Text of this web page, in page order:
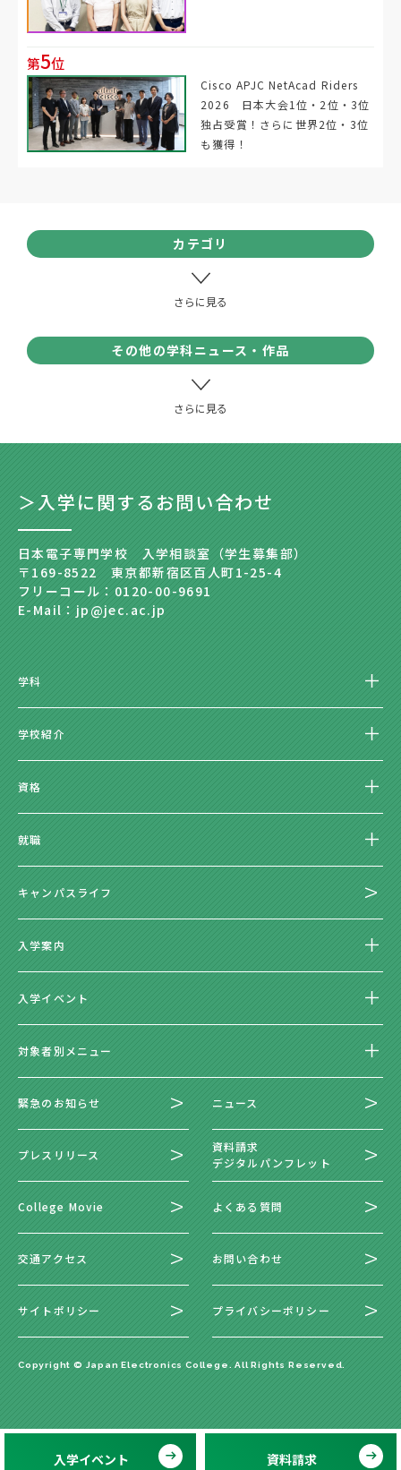
カテゴリ
その他の学科ニュース・作品
第5位
Cisco APJC NetAcad Riders
2026 日本大会1位・2位・3位
独占受賞！さらに世界2位・3位
も獲得！
＞入学に関するお問い合わせ
日本電子専門学校 入学相談室（学生募集部）
〒169-8522 東京都新宿区百人町1-25-4
フリーコール：0120-00-9691
E-Mail：jp@jec.ac.jp
学科
学校紹介
資格
就職
キャンパスライフ
入学案内
入学イベント
対象者別メニュー
緊急のお知らせ ニュース
プレスリリース
資料請求
デジタルパンフレット
College Movie よくある質問
交通アクセス お問い合わせ
サイトポリシー プライバシーポリシー
Copyright © Japan Electronics College. All Rights Reserved.
入学イベント 資料請求